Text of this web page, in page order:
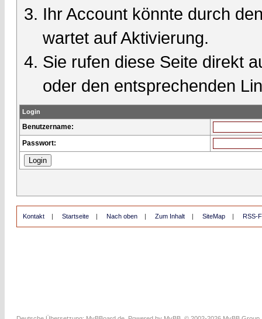
Ihr Account könnte durch
wartet auf Aktivierung.
Sie rufen diese Seite direkt
oder den entsprechenden
Login
Benutzername:
Passwort:
Kontakt | Startseite | Nach oben | Zum Inhalt | SiteMap | RSS-